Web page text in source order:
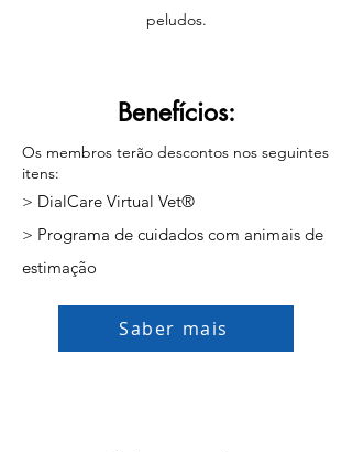
peludos.
Benefícios:
Os membros terão descontos nos seguintes
itens:
> DialCare Virtual Vet®
> Programa de cuidados com animais de
estimação
Saber mais